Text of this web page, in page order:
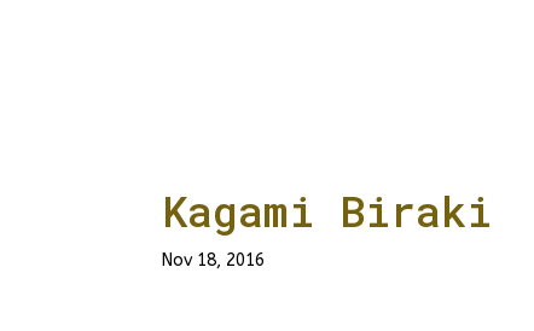
Kagami Biraki
Nov 18, 2016